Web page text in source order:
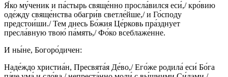
Я́ко му́ченик и па́стырь свяще́нно просла́вился еси́,/ кро́вию
оде́жду свяще́нства обагри́в светле́йше,/ и Го́споду
предстои́ши./ Тем днесь Бо́жия Це́рковь пра́зднует
пресла́вную твою́ па́мять,/ Фо́ко всеблаже́нне.
И ны́не, Богоро́дичен:
Наде́ждо христиа́н, Пресвята́я Де́во,/ Его́же родила́ еси́ Бо́га